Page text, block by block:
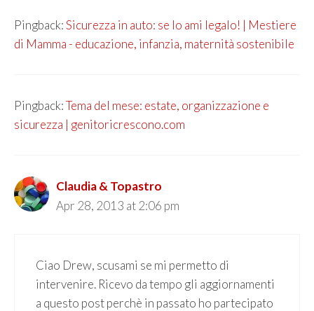
Pingback:Sicurezza in auto: se lo ami legalo! | Mestiere
di Mamma - educazione, infanzia, maternità sostenibile
Pingback:Tema del mese: estate, organizzazione e
sicurezza | genitoricrescono.com
Claudia & Topastro
Apr 28, 2013 at 2:06 pm
Ciao Drew, scusami se mi permetto di
intervenire. Ricevo da tempo gli aggiornamenti
a questo post perchè in passato ho partecipato